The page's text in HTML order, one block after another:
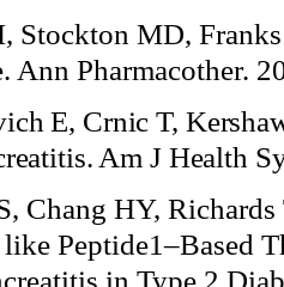
Stockton MD,
Ann Pharmacother.
E, Crnic T,
Am J Health
Chang HY,
Peptide1–Based